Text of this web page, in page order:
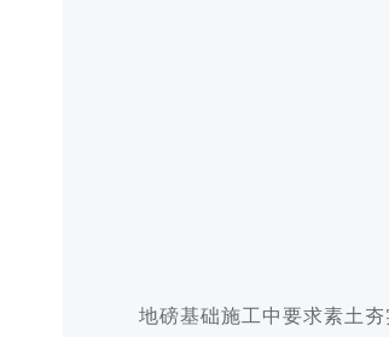
地磅基础施工中要求素土